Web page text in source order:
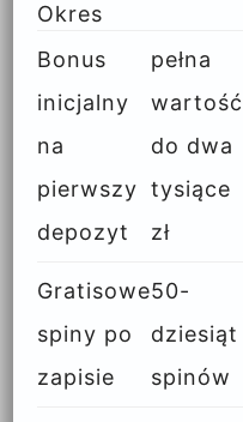
Okres
Bonus
inicjalny
na
pierwszy
depozyt
pełna
wartość
do dwa
tysiące
zł
Gratisowe
spiny po
zapisie
50-
dziesiąt
spinów